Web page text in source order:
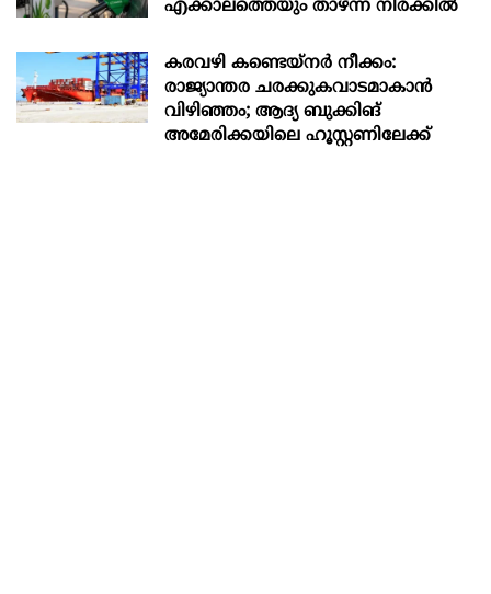
എക്കാലത്തെയും താഴ്ന്ന നിരക്കിൽ
കരവഴി കണ്ടെയ്നർ നീക്കം:
രാജ്യാന്തര ചരക്കുകവാടമാകാൻ
വിഴിഞ്ഞം; ആദ്യ ബുക്കിങ്
അമേരിക്കയിലെ ഹൂസ്റ്റണിലേക്ക്